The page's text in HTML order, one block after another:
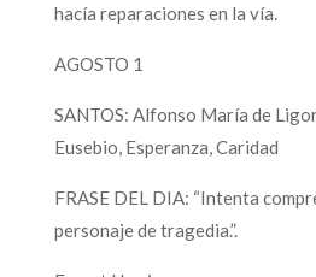
hacía reparaciones en la vía.
AGOSTO 1
SANTOS: Alfonso María de
Eusebio, Esperanza, Caridad
FRASE DEL DIA: “Intenta
personaje de tragedia.”.